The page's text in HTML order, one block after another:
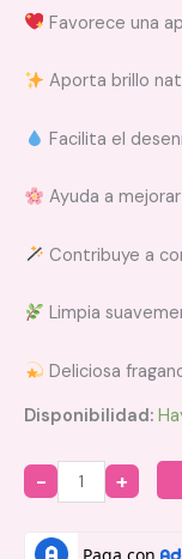
Favorece una
Aporta brillo
Facilita el
Ayuda a
Contribuye a
Limpia
Deliciosa
Disponibilidad:
Quantity